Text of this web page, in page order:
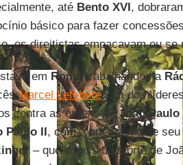
até Bento XVI,
básico para fazer
os direitistas empacavam ou se
em Romatrabalhando na
Marcel Lefebvre, um dos
contra as ordens deJoão Paulo
Paulo II, com a orientação de
– que depois da morte de